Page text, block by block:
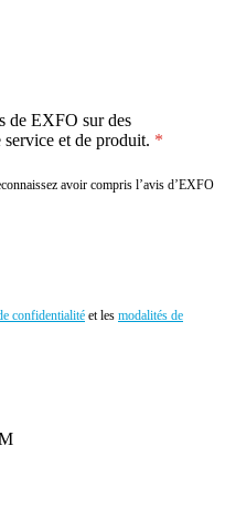
de EXFO sur des
service et de produit.
avoir compris l’avis d’EXFO
confidentialité et les modalités de